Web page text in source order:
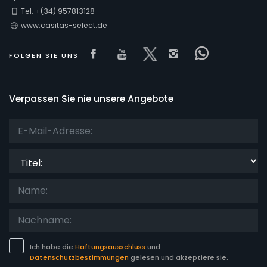
Tel: +(34) 957813128
www.casitas-select.de
FOLGEN SIE UNS Visit our Facebook page
Visit our youtube page
Visit our x page
Visit our
Visit our
Verpassen Sie nie unsere Angebote
Ich habe die Haftungsausschluss und
Datenschutzbestimmungen gelesen und akzeptiere sie.